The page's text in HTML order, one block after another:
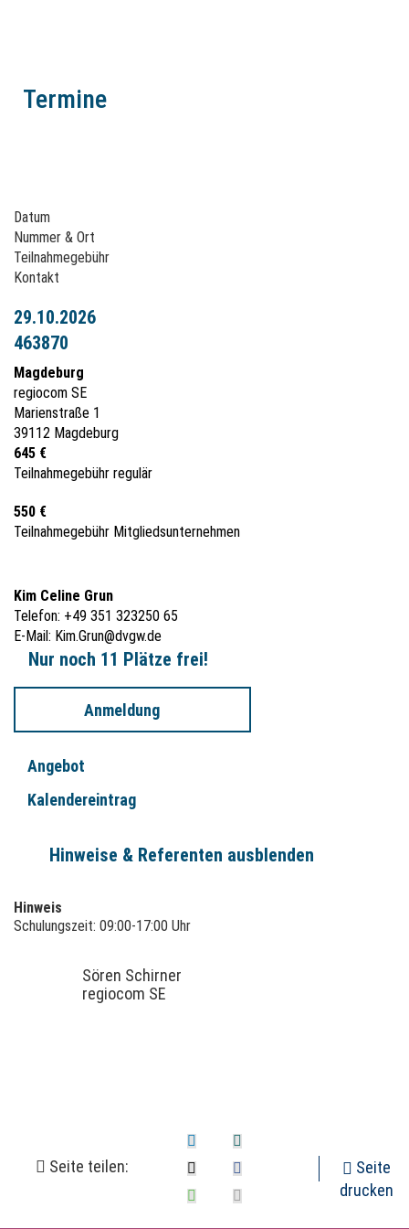
Termine
Datum
Nummer & Ort
Teilnahmegebühr
Kontakt
29.10.2026
463870
Magdeburg
regiocom SE
Marienstraße 1
39112 Magdeburg
645 €
Teilnahmegebühr regulär
550 €
Teilnahmegebühr Mitgliedsunternehmen
Kim Celine Grun
Telefon: +49 351 323250 65
E-Mail: Kim.Grun@dvgw.de
Nur noch 11 Plätze frei!
Anmeldung
Angebot
Kalendereintrag
Hinweise & Referenten ausblenden
Hinweis
Schulungszeit: 09:00-17:00 Uhr
Sören Schirner
regiocom SE
Seite teilen:
Seite
drucken